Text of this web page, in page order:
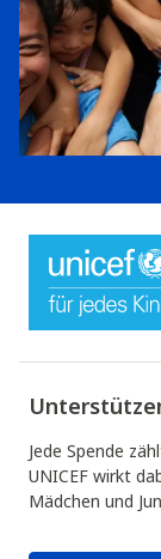
Jede Spende
UNICEF wirkt
Mädchen und